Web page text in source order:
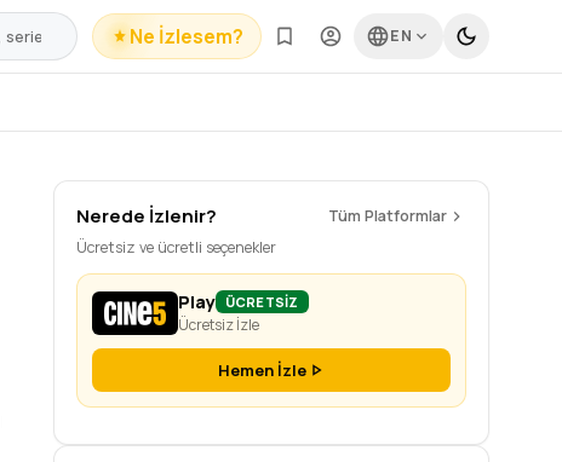
Ne İzlesem? EN
Nerede İzlenir?
Tüm Platformlar
Ücretsiz ve ücretli seçenekler
Play ÜCRETSİZ
Ücretsiz İzle
Hemen İzle